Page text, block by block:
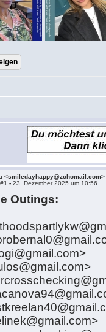
<smiledayhappy@zohomail.com>
#1 -23. Dezember 2025 um 10:56
Outings: